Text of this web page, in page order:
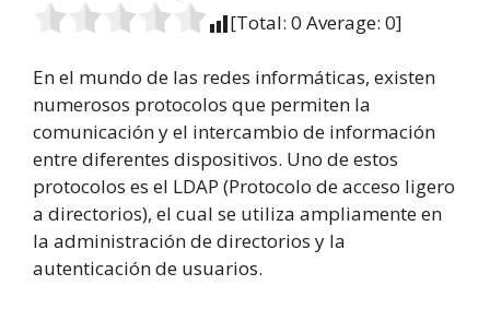
[Total: 0 Average: 0]
En el mundo de las redes informáticas, existen
numerosos protocolos que permiten la
comunicación y el intercambio de información
entre diferentes dispositivos. Uno de estos
protocolos es el LDAP (Protocolo de acceso ligero
a directorios), el cual se utiliza ampliamente en
la administración de directorios y la
autenticación de usuarios.